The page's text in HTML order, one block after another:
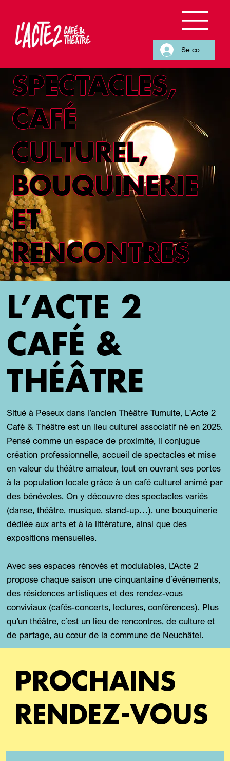
Se connecter
SPECTACLES,
CAFÉ
CULTUREL,
BOUQUINERIE
ET
RENCONTRES
L’ACTE 2
CAFÉ &
THÉÂTRE
Situé à Peseux dans l’ancien Théâtre Tumulte, L'Acte 2
Café & Théâtre est un lieu culturel associatif né en 2025.
Pensé comme un espace de proximité, il conjugue
création professionnelle, accueil de spectacles et mise
en valeur du théâtre amateur, tout en ouvrant ses portes
à la population locale grâce à un café culturel animé par
des bénévoles. On y découvre des spectacles variés
(danse, théâtre, musique, stand-up…), une bouquinerie
dédiée aux arts et à la littérature, ainsi que des
expositions mensuelles.
Avec ses espaces rénovés et modulables, L’Acte 2
propose chaque saison une cinquantaine d’événements,
des résidences artistiques et des rendez-vous
conviviaux (cafés-concerts, lectures, conférences). Plus
qu’un théâtre, c’est un lieu de rencontres, de culture et
de partage, au cœur de la commune de Neuchâtel.
PROCHAINS
RENDEZ-VOUS